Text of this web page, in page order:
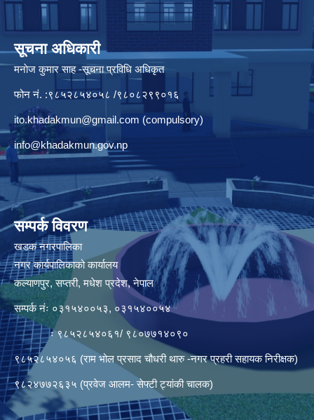
सूचना अधिकारी
मनाेज कुमार साह -सूचना प्रविधि अधिकृत
फोन नं. :९८५२८५४०५८ /९८०८२९९०१६
ito.khadakmun@gmail.com (compulsory)
info@khadakmun.gov.np
सम्पर्क विवरण
खडक नगरपालिका
नगर कार्यपालिकाको कार्यालय
कल्याणपुर, सप्तरी, मधेश प्रदेश, नेपाल
सम्पर्क नंः ०३१५४००५३, ०३१५४००५४
ः ९८५२८५४०६१/ ९८०७७१४०९०
९८५२८५४०५६ (राम भोल प्रसाद चौधरी थारु -नगर प्रहरी सहायक निरीक्षक)
९८२४७७२६३५ (प्रवेज आलम- सेफ्टी ट्यांकी चालक)